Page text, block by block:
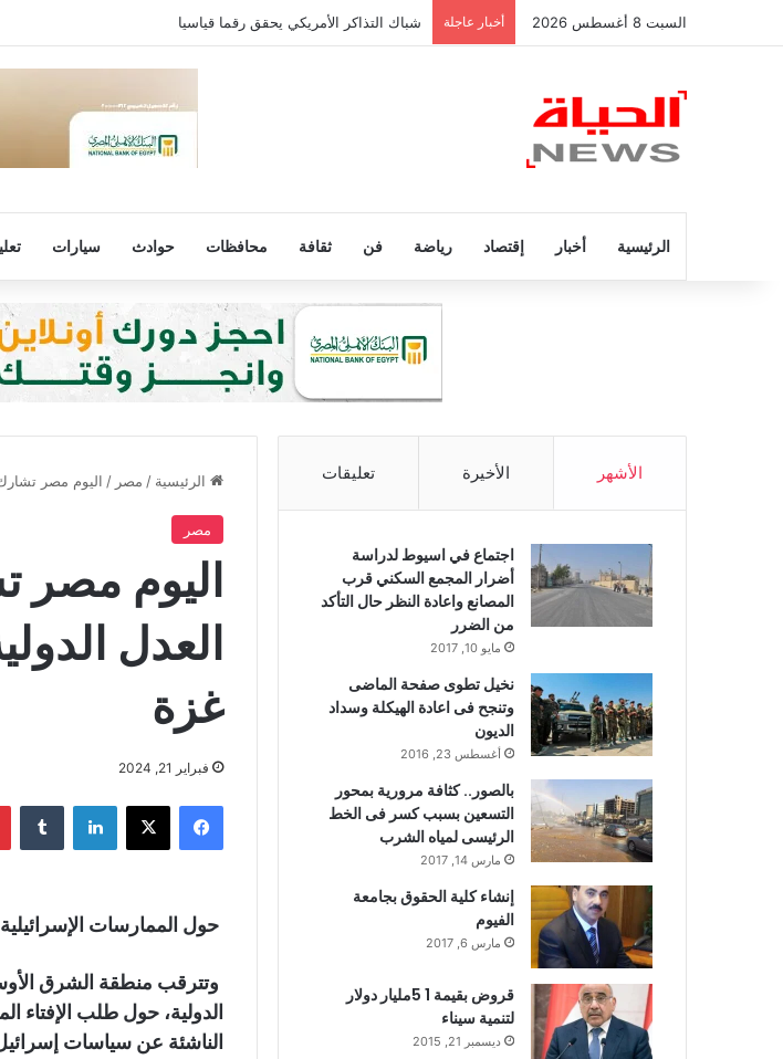
السبت 8 أغسطس 2026 أخبار عاجلة شباك التذاكر الأمريكي يحقق رقما قياسيا
الرئيسية أخبار إقتصاد رياضة فن ثقافة محافظات حوادث سيارات
الرئيسية / مصر / اليوم مصر
مصر
اليوم مصر
العدل
غزة
فبراير 21, 2024
فيسبوك لينكدإن
حول الممارسات
وتترقب منطقة الشرق
الدولية، حول طلب الإفتاء
الناشئة عن سياسات
الأشهر الأخيرة تعليقات
اجتماع في اسيوط لدراسة
أضرار المجمع السكني قرب
المصانع واعادة النظر حال التأكد
من الضرر
مايو 10, 2017
نخيل تطوى صفحة الماضى
وتنجح فى اعادة الهيكلة وسداد
الديون
أغسطس 23, 2016
بالصور.. كثافة مرورية بمحور
التسعين بسبب كسر فى الخط
الرئيسى لمياه الشرب
مارس 14, 2017
إنشاء كلية الحقوق بجامعة
الفيوم
مارس 6, 2017
قروض بقيمة 1 5مليار دولار
لتنمية سيناء
ديسمبر 21, 2015